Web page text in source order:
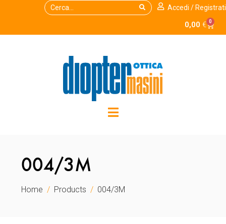
Accedi / Registrati
0,00 € 0
004/3M
Home Products 004/3M